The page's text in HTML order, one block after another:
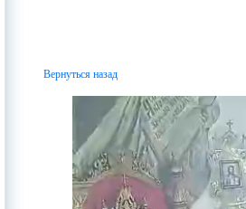
Вернуться назад